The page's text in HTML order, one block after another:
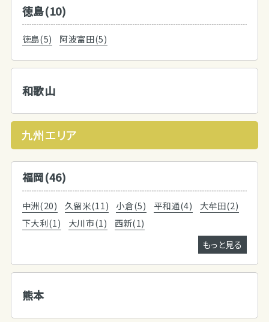
徳島(10)
徳島(5) 阿波富田(5)
和歌山
九州エリア
福岡(46)
中洲(20) 久留米(11) 小倉(5) 平和通(4)
大牟田(2)
下大利(1)
大川市(1)
西新(1)
もっと見る
熊本